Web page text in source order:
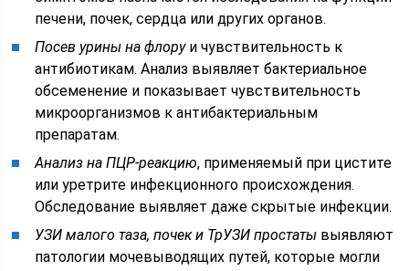
печени, почек, сердца или других органов.
Посев урины на флоруи чувствительность к
антибиотикам. Анализ выявляет бактериальное
обсеменение и показывает чувствительность
микроорганизмов к антибактериальным
препаратам.
Анализ на ПЦР-реакцию, применяемый при цистите
или уретрите инфекционного происхождения.
Обследование выявляет даже скрытые инфекции.
УЗИ малого таза, почек и ТрУЗИ простаты выявляют
патологии мочевыводящих путей, которые могли